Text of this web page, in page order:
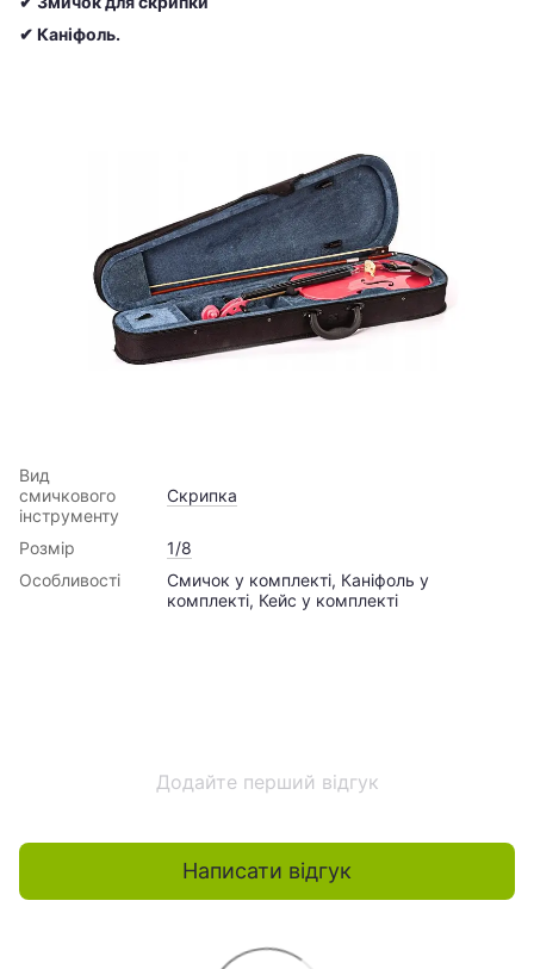
✔ Каніфоль.
Вид
смичкового
інструменту
Скрипка
Розмір
1/8
Особливості
Смичок у комплекті, Каніфоль у
комплекті, Кейс у комплекті
Додайте перший відгук
Написати відгук